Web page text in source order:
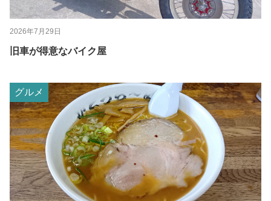
2026年7月29日
旧車が得意なバイク屋
グルメ